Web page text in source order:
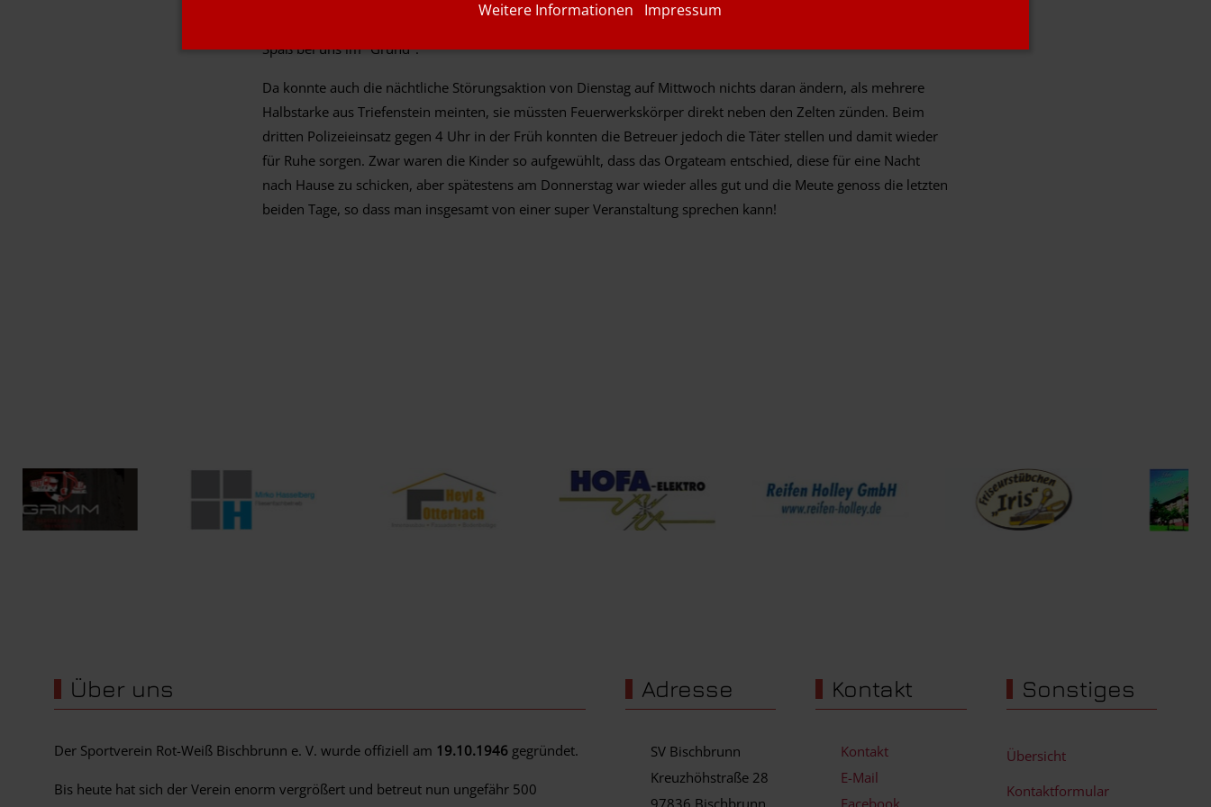
Trotz eher schlechtem Wetter an den ersten Tagen verlebten die Kids eine schöne Woche mit jeder Menge
Spaß bei uns im "Grund".
Da konnte auch die nächtliche Störungsaktion von Dienstag auf Mittwoch nichts daran ändern, als mehrere
Halbstarke aus Triefenstein meinten, sie müssten Feuerwerkskörper direkt neben den Zelten zünden. Beim
dritten Polizeieinsatz gegen 4 Uhr in der Früh konnten die Betreuer jedoch die Täter stellen und damit wieder
für Ruhe sorgen. Zwar waren die Kinder so aufgewühlt, dass das Orgateam entschied, diese für eine Nacht
nach Hause zu schicken, aber spätestens am Donnerstag war wieder alles gut und die Meute genoss die letzten
beiden Tage, so dass man insgesamt von einer super Veranstaltung sprechen kann!
Über uns
Der Sportverein Rot-Weiß Bischbrunn e. V. wurde offiziell am 19.10.1946 gegründet.
Bis heute hat sich der Verein enorm vergrößert und betreut nun ungefähr 500
Adresse
SV Bischbrunn
Kreuzhöhstraße 28
97836 Bischbrunn
Kontakt
Kontakt
E-Mail
Facebook
Sonstiges
Übersicht
Kontaktformular
Weitere Informationen Impressum